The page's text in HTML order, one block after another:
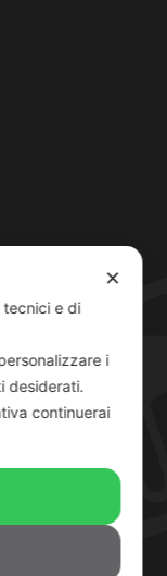
✕
tecnici e di
i
desiderati.
continuerai